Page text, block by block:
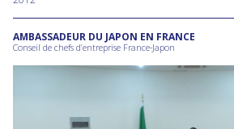
AMBASSADEUR DU JAPON EN FRANCE
Conseil de chefs d’entreprise France-Japon